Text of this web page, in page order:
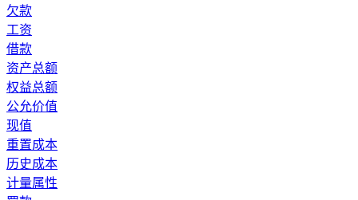
欠款
工资
借款
资产总额
权益总额
公允价值
现值
重置成本
历史成本
计量属性